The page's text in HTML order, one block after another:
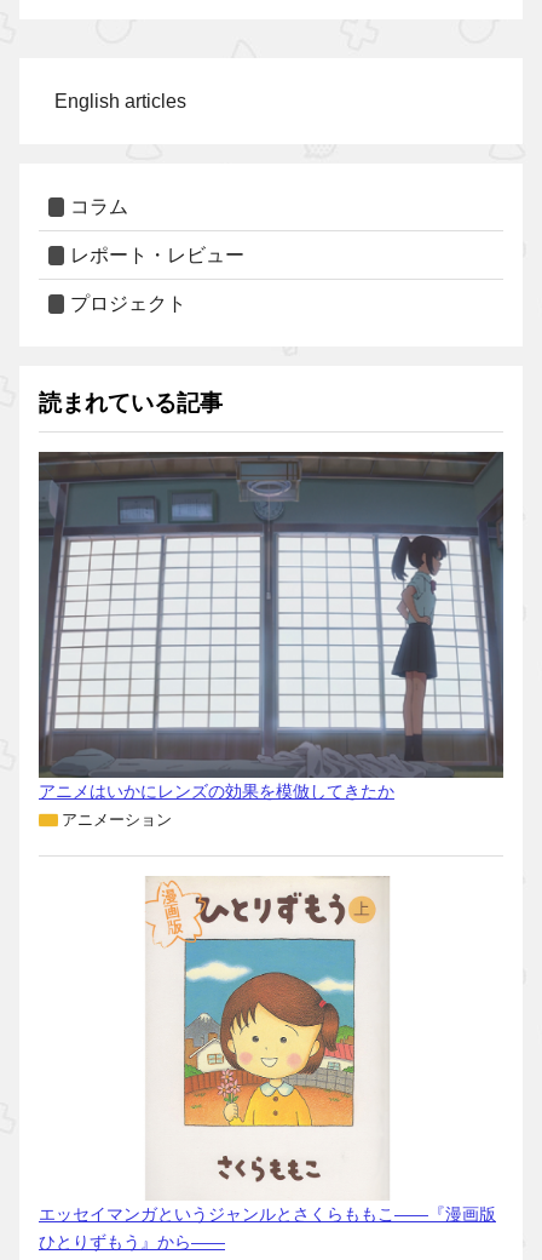
English articles
コラム
レポート・レビュー
プロジェクト
読まれている記事
アニメはいかにレンズの効果を模倣してきたか
アニメーション
エッセイマンガというジャンルとさくらももこ――『漫画版
ひとりずもう』から――